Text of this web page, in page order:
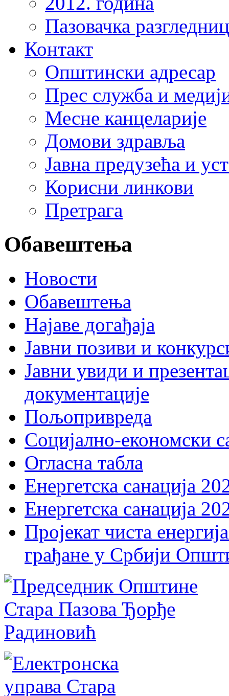
Пазовачка
Контакт
Општински адресар
Прес служба и
Месне канцеларије
Домови здравља
Јавна предузећа и
Корисни линкови
Претрага
Обавештења
Новости
Обавештења
Најаве догађаја
Јавни позиви и
Јавни увиди и
документације
Пољопривреда
Социјално-економски
Огласна табла
Енергетска санација
Енергетска санација
Пројекат чиста
грађане у Србији